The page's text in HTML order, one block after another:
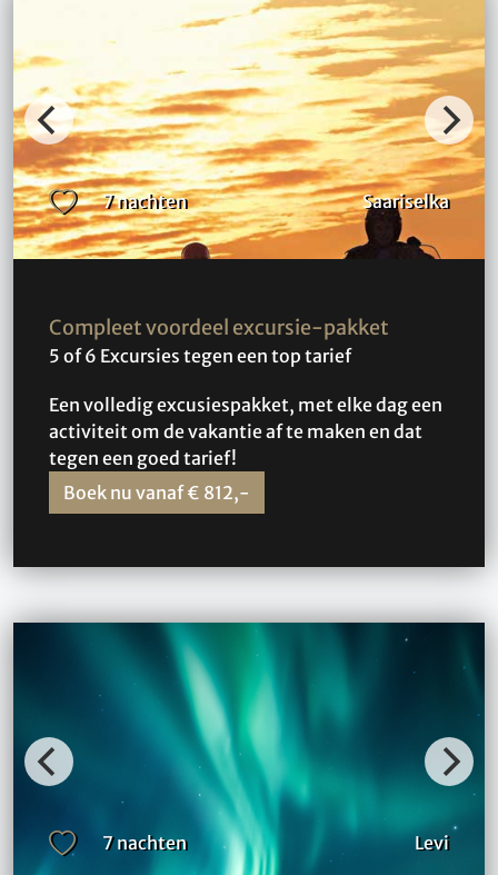
7 nachten Saariselka
Compleet voordeel excursie-pakket
5 of 6 Excursies tegen een top tarief
Een volledig excusiespakket, met elke dag een
activiteit om de vakantie af te maken en dat
tegen een goed tarief!
Boek nu vanaf € 812,-
7 nachten Levi